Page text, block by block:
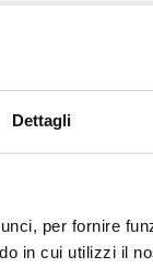
Dettagli
per fornire
in cui utilizzi il
AGGIUNTIVE
per
le